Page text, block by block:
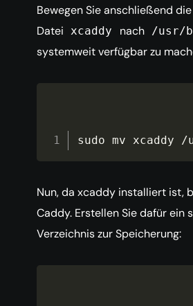
Bewegen Sie anschließend
Datei xcaddy nach /usr/
systemweit verfügbar zu
sudo mv xcaddy /
Nun, da xcaddy installiert ist,
Caddy. Erstellen Sie dafür ein
Verzeichnis zur Speicherung: